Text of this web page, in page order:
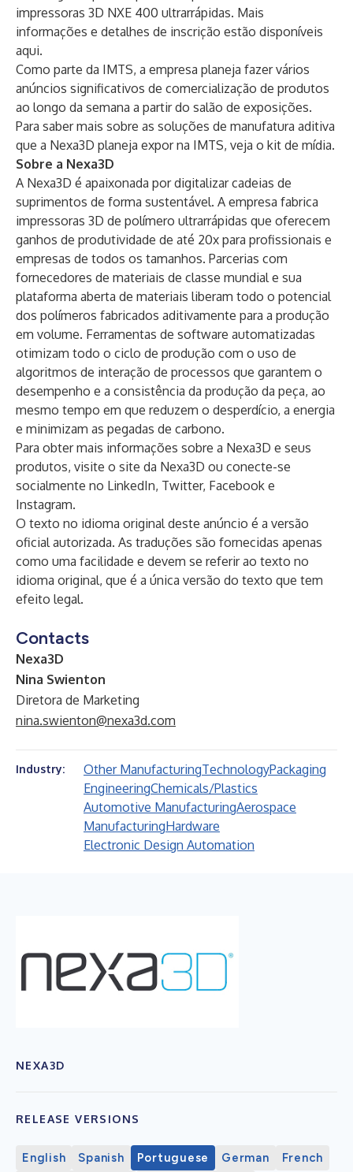
impressoras 3D NXE 400 ultrarrápidas. Mais
informações e detalhes de inscrição estão disponíveis
aqui.
Como parte da IMTS, a empresa planeja fazer vários
anúncios significativos de comercialização de produtos
ao longo da semana a partir do salão de exposições.
Para saber mais sobre as soluções de manufatura aditiva
que a Nexa3D planeja expor na IMTS, veja o kit de mídia.
Sobre a Nexa3D
A Nexa3D é apaixonada por digitalizar cadeias de
suprimentos de forma sustentável. A empresa fabrica
impressoras 3D de polímero ultrarrápidas que oferecem
ganhos de produtividade de até 20x para profissionais e
empresas de todos os tamanhos. Parcerias com
fornecedores de materiais de classe mundial e sua
plataforma aberta de materiais liberam todo o potencial
dos polímeros fabricados aditivamente para a produção
em volume. Ferramentas de software automatizadas
otimizam todo o ciclo de produção com o uso de
algoritmos de interação de processos que garantem o
desempenho e a consistência da produção da peça, ao
mesmo tempo em que reduzem o desperdício, a energia
e minimizam as pegadas de carbono.
Para obter mais informações sobre a Nexa3D e seus
produtos, visite o site da Nexa3D ou conecte-se
socialmente no LinkedIn, Twitter, Facebook e
Instagram.
O texto no idioma original deste anúncio é a versão
oficial autorizada. As traduções são fornecidas apenas
como uma facilidade e devem se referir ao texto no
idioma original, que é a única versão do texto que tem
efeito legal.
Contacts
Nexa3D
Nina Swienton
Diretora de Marketing
nina.swienton@nexa3d.com
Industry: Other ManufacturingTechnologyPackaging
EngineeringChemicals/Plastics
Automotive ManufacturingAerospace
ManufacturingHardware
Electronic Design Automation
NEXA3D
RELEASE VERSIONS
English Spanish Portuguese German
French